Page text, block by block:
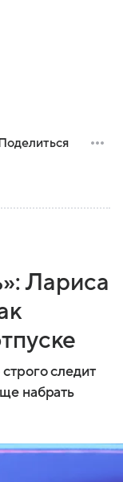
Лариса
следит
набрать